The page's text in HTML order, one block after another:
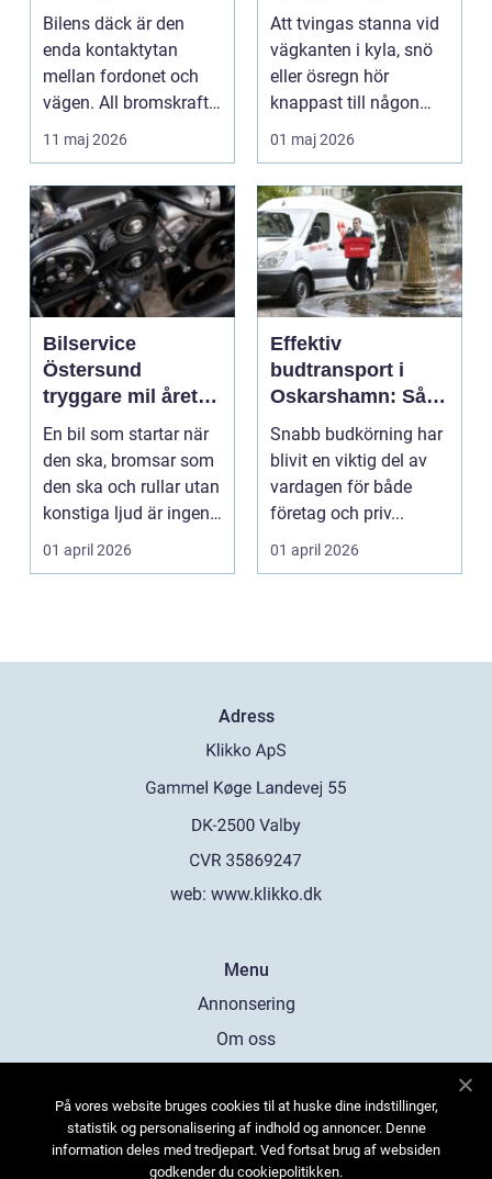
Bilens däck är den
enda kontaktytan
mellan fordonet och
vägen. All bromskraft,
styrning och accelera...
11 maj 2026
året runt
Att tvingas stanna vid
vägkanten i kyla, snö
eller ösregn hör
knappast till någon
bilägares drömscen...
01 maj 2026
Bilservice
Östersund
tryggare mil året
runt
En bil som startar när
den ska, bromsar som
den ska och rullar utan
konstiga ljud är ingen
självklar...
01 april 2026
Effektiv
budtransport i
Oskarshamn: Så
väljer företag och
privatpersoner rätt
lösning
Snabb budkörning har
blivit en viktig del av
vardagen för både
företag och priv...
01 april 2026
Adress
web: www.klikko.dk
Menu
Annonsering
Om oss
Kontakta oss
Sitemap
På vores website bruges cookies til at huske dine indstillinger,
statistik og personalisering af indhold og annoncer. Denne
information deles med tredjepart. Ved fortsat brug af websiden
godkender du cookiepolitikken.